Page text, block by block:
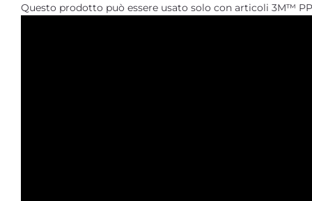
Questo prodotto può essere usato solo con articoli 3M™